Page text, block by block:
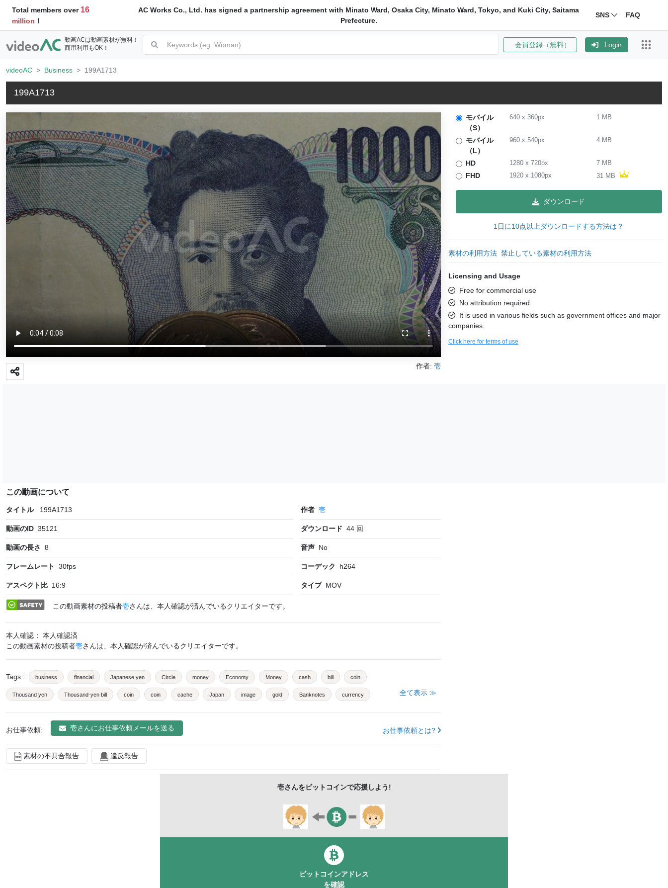
Total members over 16
million ！
AC Works Co., Ltd. has signed a partnership agreement with Minato Ward, Osaka City, Minato Ward, Tokyo, and Kuki City, Saitama
Prefecture.
SNS FAQ
動画ACは動画素材が無料！
商用利用もOK！
会員登録（無料） Login
videoAC Business 199A1713
199A1713
作者: 壱
モバイル
（S）
640x 360px 1 MB
モバイル
（L）
960x 540px 4 MB
HD 1280x 720px 7 MB
FHD 1920x 1080px 31 MB
ダウンロード
1日に10点以上ダウンロードする方法は？
素材の利用方法 禁止している素材の利用方法
Licensing and Usage
Free for commercial use
No attribution required
It is used in various fields such as government offices and major
companies.
Click here for terms of use
この動画について
タイトル 199A1713
動画のID 35121
動画の長さ 8
フレームレート 30fps
アスペクト比 16:9
作者 壱
ダウンロード 44 回
音声 No
コーデック h264
タイプ MOV
この動画素材の投稿者壱さんは、本人確認が済んでいるクリエイターです。
本人確認： 本人確認済
この動画素材の投稿者壱さんは、本人確認が済んでいるクリエイターです。
Tags : business financial Japanese yen Circle money Economy Money cash bill coin
Thousand yen Thousand-yen bill coin coin cache Japan image gold Banknotes currency
Ten-yen coin Five hundred yen jade currency One hundred yen coin Noguchi One hundred yen Ten yen
全て表示 ≫
お仕事依頼: 壱さんにお仕事依頼メールを送る お仕事依頼とは?
素材の不具合報告 違反報告
壱さんをビットコインで応援しよう!
ビットコインアドレス
を確認